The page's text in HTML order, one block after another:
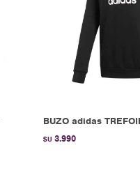
BUZO adidas
$U 3.990